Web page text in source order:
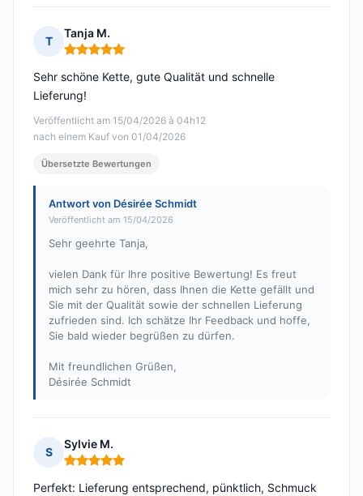
T
Tanja M.
Hinweis: 5 von 5
Veröffentlicht am 15/04/2026 à 04h12
nach einem Kauf von 01/04/2026
Sehr schöne Kette, gute Qualität und schnelle
Lieferung!
Übersetzte Bewertungen
Antwort von Désirée Schmidt
Veröffentlicht am 15/04/2026
Sehr geehrte Tanja,
vielen Dank für Ihre positive Bewertung! Es freut
mich sehr zu hören, dass Ihnen die Kette gefällt und
Sie mit der Qualität sowie der schnellen Lieferung
zufrieden sind. Ich schätze Ihr Feedback und hoffe,
Sie bald wieder begrüßen zu dürfen.
Mit freundlichen Grüßen,
Désirée Schmidt
S
Sylvie M.
Hinweis: 5 von 5
Perfekt: Lieferung entsprechend, pünktlich, Schmuck